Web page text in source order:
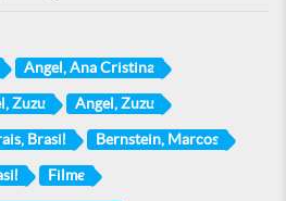
Angel, Ana Cristina
Zuzu Angel, Zuzu
Brasil Bernstein, Marcos
Filme